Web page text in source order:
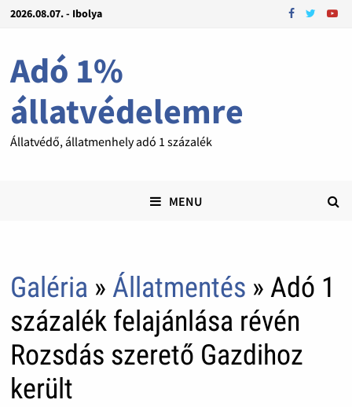
2026.08.07. - Ibolya
Adó 1%
állatvédelemre
Állatvédő, állatmenhely adó 1 százalék
MENU
Galéria » Állatmentés » Adó 1
százalék felajánlása révén
Rozsdás szerető Gazdihoz
került